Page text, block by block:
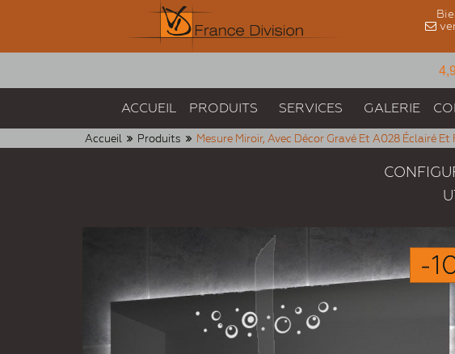
ACCUEIL PRODUITS SERVICES GALERIE
Accueil Produits Mesure Miroir, Avec Décor Gravé Et A028 Éclairé
-